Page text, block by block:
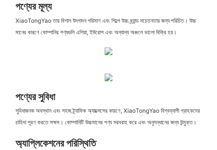
পণ্যের মূল্য
XiaoTongYao তার বিশাল উৎপাদন পরিমাণ এবং শিল্পে উচ্চ ব্র্যান্ড সচেতনতার জন্য পরিচিত। উচ্চ
মানের কারণে কোম্পানির পণ্যগুলি এশিয়া, ইউরোপ এবং অন্যান্য অঞ্চলে ভালো বিক্রি হয়।
পণ্যের সুবিধা
সুবিধাজনক অবস্থান এবং সহজ ট্র্যাফিক অ্যাক্সেসের কারণে, XiaoTongYao বিশ্বব্যাপী গ্রাহকদের
চাহিদা পূরণ করতে সক্ষম। কোম্পানিটি উচ্চমানের পণ্য সরবরাহ করে এবং অনুসন্ধানের জন্য উন্মুক্ত।
অ্যাপ্লিকেশনের পরিস্থিতি